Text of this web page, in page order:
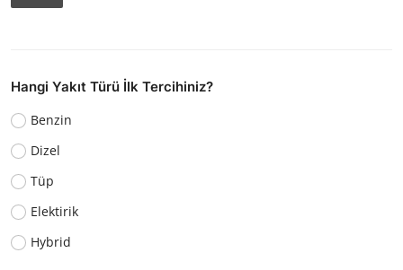
Hangi Yakıt Türü İlk Tercihiniz?
Benzin
Dizel
Tüp
Elektirik
Hybrid